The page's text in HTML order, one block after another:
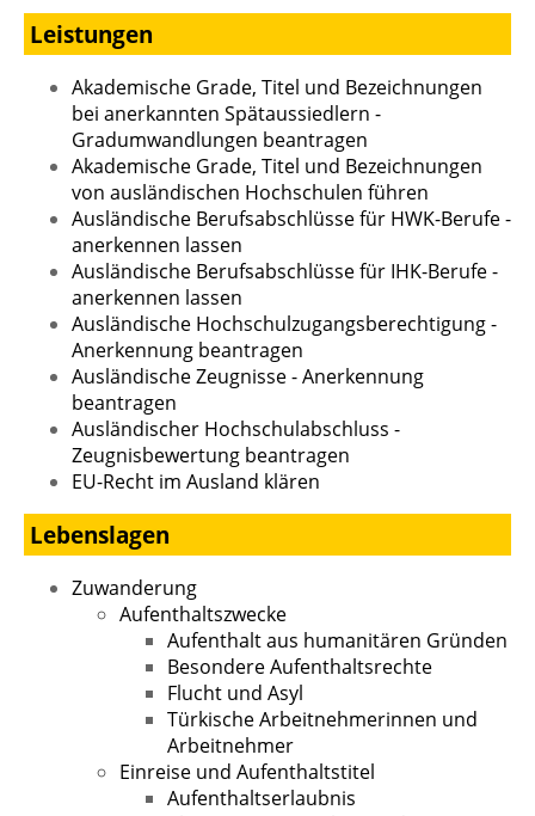
Leistungen
Akademische Grade, Titel und Bezeichnungen
bei anerkannten Spätaussiedlern -
Gradumwandlungen beantragen
Akademische Grade, Titel und Bezeichnungen
von ausländischen Hochschulen führen
Ausländische Berufsabschlüsse für HWK-Berufe -
anerkennen lassen
Ausländische Berufsabschlüsse für IHK-Berufe -
anerkennen lassen
Ausländische Hochschulzugangsberechtigung -
Anerkennung beantragen
Ausländische Zeugnisse - Anerkennung
beantragen
Ausländischer Hochschulabschluss -
Zeugnisbewertung beantragen
EU-Recht im Ausland klären
Lebenslagen
Zuwanderung
Aufenthaltszwecke
Aufenthalt aus humanitären Gründen
Besondere Aufenthaltsrechte
Flucht und Asyl
Türkische Arbeitnehmerinnen und
Arbeitnehmer
Einreise und Aufenthaltstitel
Aufenthaltserlaubnis